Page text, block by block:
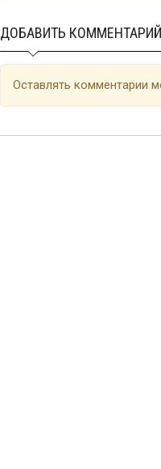
ДОБАВИТЬ КОММЕНТАРИЙ
Оставлять комментарии